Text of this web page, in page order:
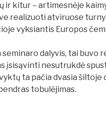
ir kitur – artimesnėje
realizuoti atviruose
vyksiantis Europos
seminaro dalyvis, tai
įsisąvinti nesutrukdė
ta pačia dvasia
tobulėjimas.